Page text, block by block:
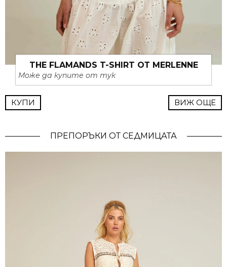
THE FLAMANDS T-SHIRT ОТ MERLENNE
Може да купите от тук
КУПИ ВИЖ ОЩЕ
ПРЕПОРЪКИ ОТ СЕДМИЦАТА